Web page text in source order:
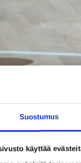
Suostumus
käyttää
EM-mitalipelikesän
koitti EM-
Serbian.